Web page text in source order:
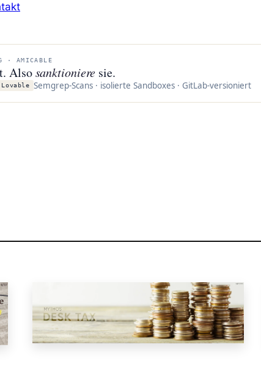
· AMICABLE
Alsosanktioniere sie.
Semgrep-Scans · isolierte Sandboxes · GitLab-versioniert